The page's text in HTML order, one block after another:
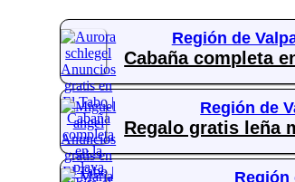
Región de
Cabaña completa
Región de
Regalo gratis leña
Región